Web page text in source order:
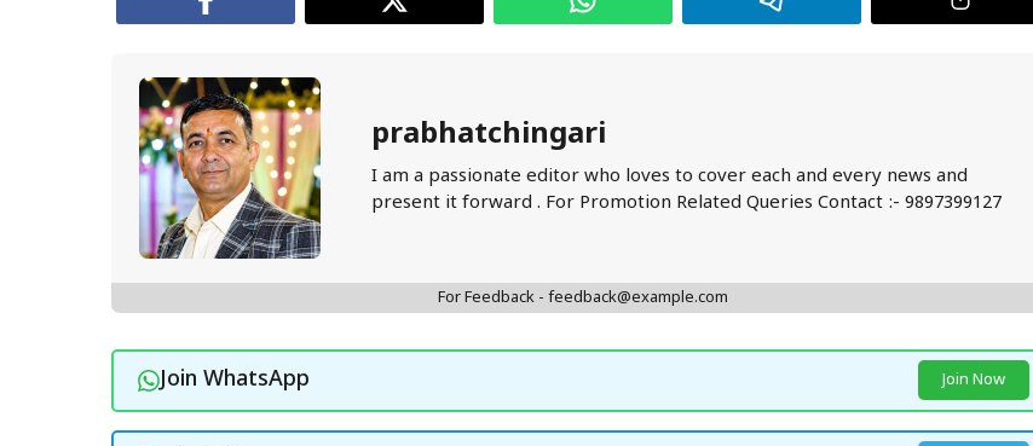
prabhatchingari
I am a passionate editor who loves to cover each and every news and
present it forward . For Promotion Related Queries Contact :- 9897399127
For Feedback - feedback@example.com
Join WhatsApp Join Now